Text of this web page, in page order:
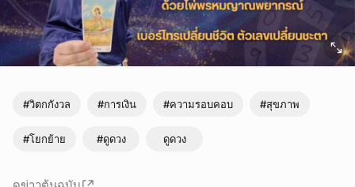
#วิตกกังวล #การเงิน #ความรอบคอบ #สุขภาพ
#โยกย้าย #ดูดวง ดูดวง